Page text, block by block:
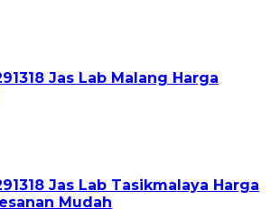
Jas Lab Malang Harga
Jas Lab Tasikmalaya Harga
Mudah